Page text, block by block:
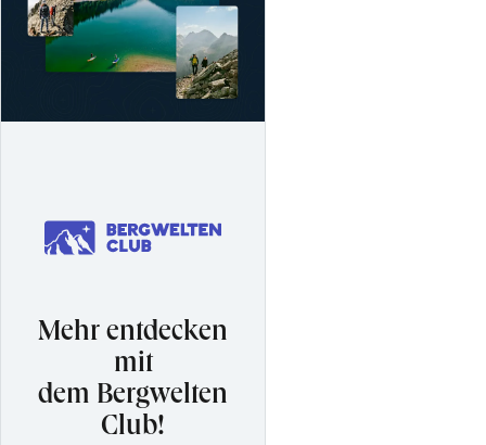
Mehr entdecken
mit
dem Bergwelten
Club!